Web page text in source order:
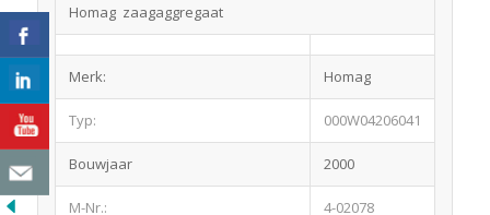
Homag zaagaggregaat
Merk: Homag
Typ: 000W04206041
Bouwjaar 2000
M-Nr.: 4-02078